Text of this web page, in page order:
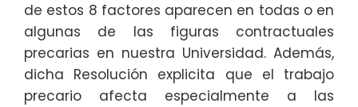
de estos 8 factores aparecen en todas o en
algunas de las figuras contractuales
precarias en nuestra Universidad. Además,
dicha Resolución explicita que el trabajo
precario afecta especialmente a las